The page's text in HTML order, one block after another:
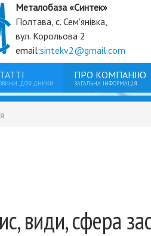
Металобаза «Синтек»
Полтава, с. Сем'янівка,
вул. Корольова 2
email:sintekv2@gmail.com
ДОВІДНИКИ
ПРО КОМПАНІЮ
ЗАГАЛЬНА ІНФОРМАЦІЯ
види, сфера